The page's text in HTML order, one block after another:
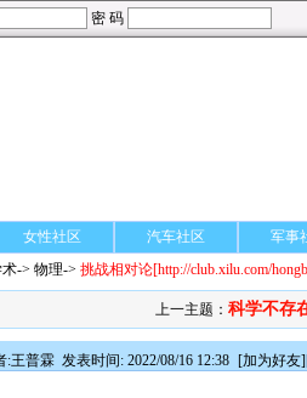
女性社区 汽车社区 军事
-> 物理-> 挑战相对论[http://club.xilu.com/
上一主题：科学不存
:王普霖 发表时间: 2022/08/16 12:38 [加为好友